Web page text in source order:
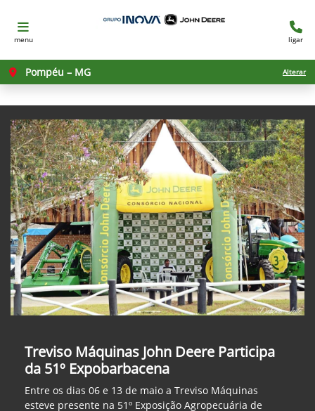
menu ligar
Pompéu – MG Alterar
Treviso Máquinas John Deere Participa
da 51º Expobarbacena
Entre os dias 06 e 13 de maio a Treviso Máquinas
esteve presente na 51º Exposição Agropecuária de